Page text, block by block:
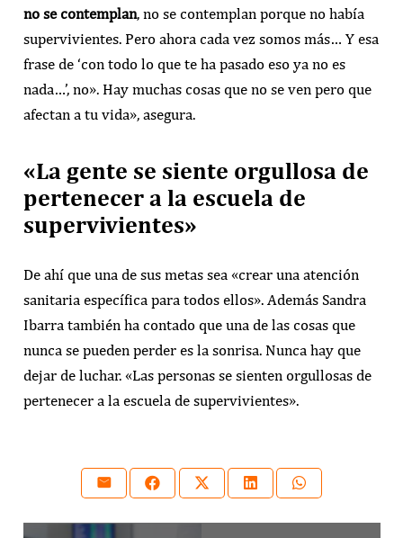
no se contemplan, no se contemplan porque no había
supervivientes. Pero ahora cada vez somos más… Y esa
frase de ‘con todo lo que te ha pasado eso ya no es
nada…’, no». Hay muchas cosas que no se ven pero que
afectan a tu vida», asegura.
«La gente se siente orgullosa de
pertenecer a la escuela de
supervivientes»
De ahí que una de sus metas sea «crear una atención
sanitaria específica para todos ellos». Además Sandra
Ibarra también ha contado que una de las cosas que
nunca se pueden perder es la sonrisa. Nunca hay que
dejar de luchar. «Las personas se sienten orgullosas de
pertenecer a la escuela de supervivientes».